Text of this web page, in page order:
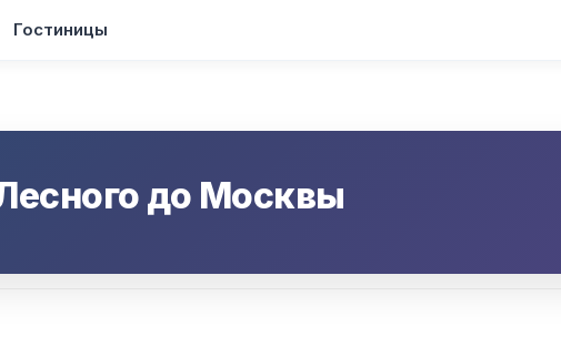
Гостиницы
до Москвы